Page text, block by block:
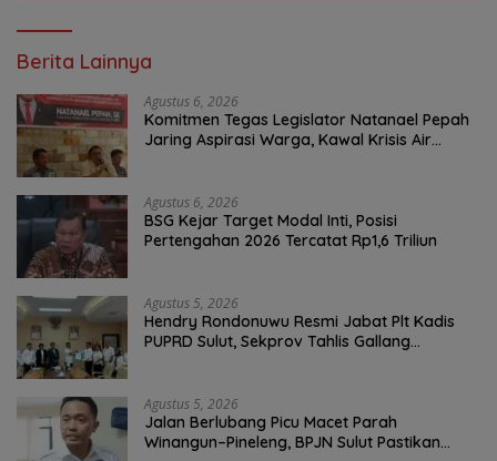
Berita Lainnya
Agustus 6, 2026
Komitmen Tegas Legislator Natanael Pepah
Jaring Aspirasi Warga, Kawal Krisis Air
Agustus 6, 2026
BSG Kejar Target Modal Inti, Posisi
Pertengahan 2026 Tercatat Rp1,6 Triliun
Agustus 5, 2026
Hendry Rondonuwu Resmi Jabat Plt Kadis
PUPRD Sulut, Sekprov Tahlis Gallang
Agustus 5, 2026
Jalan Berlubang Picu Macet Parah
Winangun–Pineleng, BPJN Sulut Pastikan